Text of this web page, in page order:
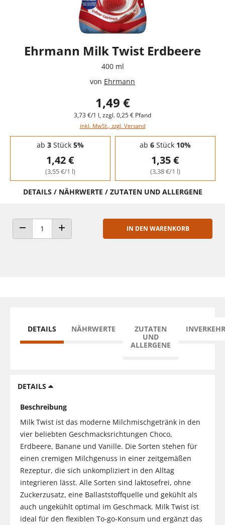
Ehrmann Milk Twist Erdbeere
400 ml
von Ehrmann
1,49 €
3,73 €/1 l, zzgl. 0,25 € Pfand
inkl. MwSt., zzgl. Versand
Staffelpreise - Mengenrabatt
ab 3Stück 5%
1,42 €
(3,55 €/1 l)
ab 6Stück 10%
1,35 €
(3,38 €/1 l)
DETAILS / NÄHRWERTE / ZUTATEN UND ALLERGENE
ANZAHL VERRINGERNANZAHL ERHÖHEN
IN DEN WARENKORB
DETAILS NÄHRWERTE
ZUTATEN
UND
ALLERGENE
DETAILS
Beschreibung
Milk Twist ist das moderne Milchmischgetränk in den
vier beliebten Geschmacksrichtungen Choco,
Erdbeere, Banane und Vanille. Die Sorten stehen für
einen cremigen Milchgenuss in einer zeitgemäßen
Rezeptur, die sich unkompliziert in den Alltag
integrieren lässt. Alle Sorten sind laktosefrei, ohne
Zuckerzusatz, eine Ballaststoffquelle und gekühlt als
auch ungekühlt optimal im Geschmack. Milk Twist ist
ideal für den flexiblen To-go-Konsum und ergänzt das